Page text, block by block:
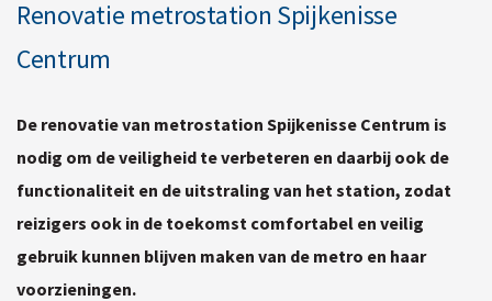
Renovatie metrostation Spijkenisse
Centrum
De renovatie van metrostation Spijkenisse Centrum is
nodig om de veiligheid te verbeteren en daarbij ook de
functionaliteit en de uitstraling van het station, zodat
reizigers ook in de toekomst comfortabel en veilig
gebruik kunnen blijven maken van de metro en haar
voorzieningen.